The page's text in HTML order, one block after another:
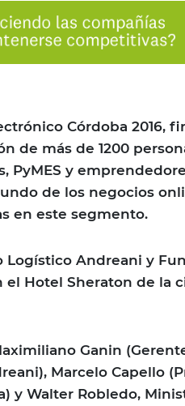
Córdoba 2016,
de más de 1200
PyMES y
de los negocios
en este segmento.
Logístico Andreani y
el Hotel Sheraton de la
Ganin
Marcelo Capello
y Walter Robledo,